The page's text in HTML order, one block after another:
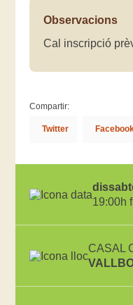
Observacions
Cal inscripció
Compartir:
Twitter
19:00h
CASAL